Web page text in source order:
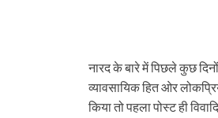
नारद के बारे में पिछले कुछ
व्‍यावसायिक हित ओर
किया तो पहला पोस्‍ट ही